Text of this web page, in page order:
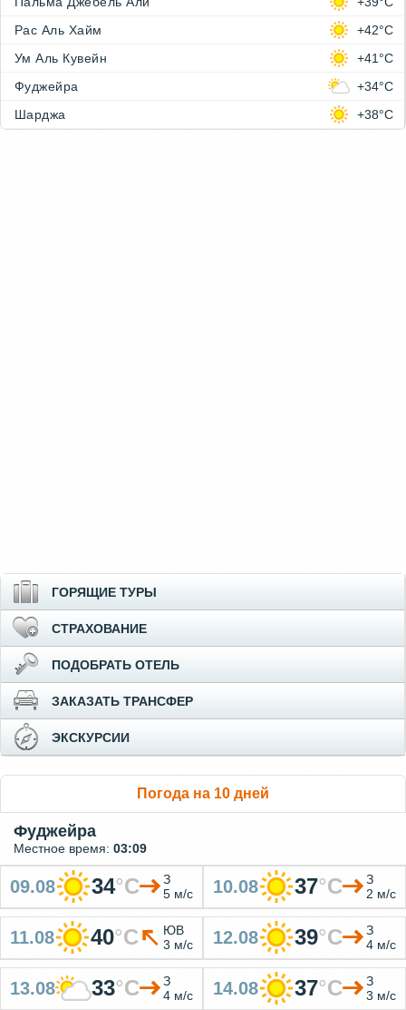
Рас Аль Хайм
+42°C
Ум Аль Кувейн
+41°C
Фуджейра
+34°C
Шарджа
+38°C
ГОРЯЩИЕ ТУРЫ
СТРАХОВАНИЕ
ПОДОБРАТЬ ОТЕЛЬ
ЗАКАЗАТЬ ТРАНСФЕР
ЭКСКУРСИИ
Погода на 10 дней
Фуджейра
Местное время: 03:09
09.08 34°C
З
5 м/с
10.08 37°C
З
2 м/с
11.08 40°C
ЮВ
3 м/с
12.08 39°C
З
4 м/с
13.08 33°C
З
4 м/с
14.08 37°C
З
3 м/с